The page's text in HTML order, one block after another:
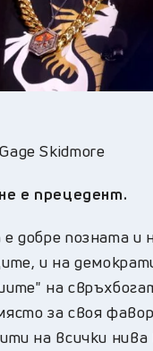
Skidmore
е прецедент.
добре позната и
и на
на
за своя
на всички нива